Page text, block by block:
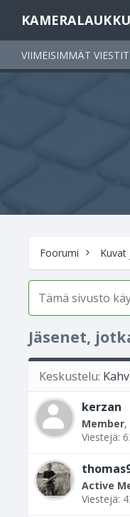
VIIMEISIMMÄT VIESTIT
Foorumi Kuvat
Tämä sivusto
Jäsenet,
Keskustelu:
kerzan
Member,
Viestejä:
Active
Viestejä: